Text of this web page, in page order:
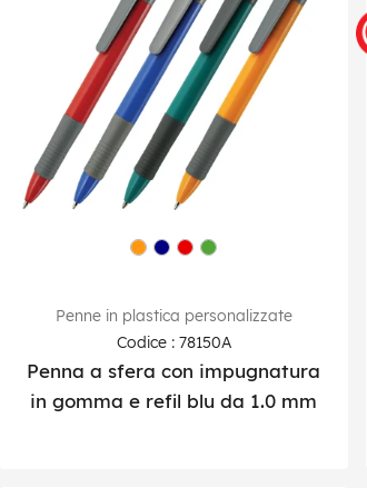
Penne in plastica personalizzate
Codice : 78150A
Penna a sfera con impugnatura
in gomma e refil blu da 1.0 mm